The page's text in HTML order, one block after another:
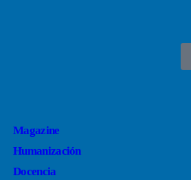
Magazine
Humanización
Docencia